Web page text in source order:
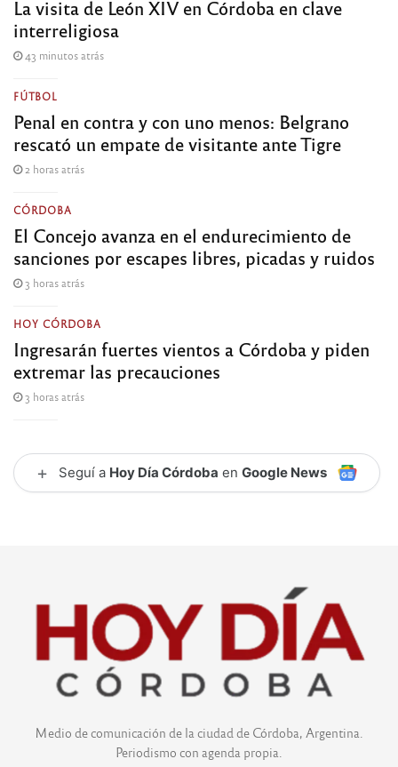
La visita de León XIV en Córdoba en clave
interreligiosa
43 minutos atrás
FÚTBOL
Penal en contra y con uno menos: Belgrano
rescató un empate de visitante ante Tigre
2 horas atrás
CÓRDOBA
El Concejo avanza en el endurecimiento de
sanciones por escapes libres, picadas y ruidos
3 horas atrás
HOY CÓRDOBA
Ingresarán fuertes vientos a Córdoba y piden
extremar las precauciones
3 horas atrás
+ Seguí a Hoy Día Córdoba en Google News
Medio de comunicación de la ciudad de Córdoba, Argentina.
Periodismo con agenda propia.